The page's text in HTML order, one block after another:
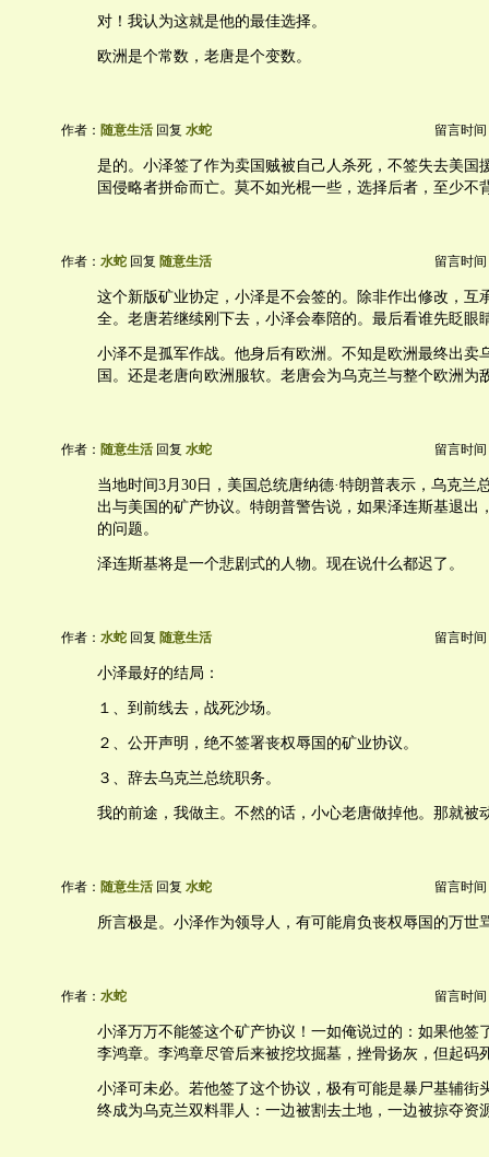
对！我认为这就是他的最佳选择。
欧洲是个常数，老唐是个变数。
作者： 随意生活 回复 水蛇 留言时间
是的。小泽签了作为卖国贼被自己人杀死，不签失去美国
国侵略者拼命而亡。莫不如光棍一些，选择后者，至少不
作者： 水蛇 回复 随意生活 留言时间
这个新版矿业协定，小泽是不会签的。除非作出修改，互
全。老唐若继续刚下去，小泽会奉陪的。最后看谁先眨眼
小泽不是孤军作战。他身后有欧洲。不知是欧洲最终出卖
国。还是老唐向欧洲服软。老唐会为乌克兰与整个欧洲为
作者： 随意生活 回复 水蛇 留言时间
当地时间3月30日，美国总统唐纳德·特朗普表示，乌克兰
出与美国的矿产协议。特朗普警告说，如果泽连斯基退出
的问题。
泽连斯基将是一个悲剧式的人物。现在说什么都迟了。
作者： 水蛇 回复 随意生活 留言时间
小泽最好的结局：
１、到前线去，战死沙场。
２、公开声明，绝不签署丧权辱国的矿业协议。
３、辞去乌克兰总统职务。
我的前途，我做主。不然的话，小心老唐做掉他。那就被
作者： 随意生活 回复 水蛇 留言时间
所言极是。小泽作为领导人，有可能肩负丧权辱国的万世
作者： 水蛇 留言时间
小泽万万不能签这个矿产协议！一如俺说过的：如果他签
李鸿章。李鸿章尽管后来被挖坟掘墓，挫骨扬灰，但起码
小泽可未必。若他签了这个协议，极有可能是暴尸基辅街
终成为乌克兰双料罪人：一边被割去土地，一边被掠夺资